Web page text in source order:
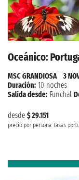
Oceánico:
desde $ 29.151
precio por persona Tasas
MSC GRANDIOSA
3
Duración: 10 noches
Salida desde: Funchal